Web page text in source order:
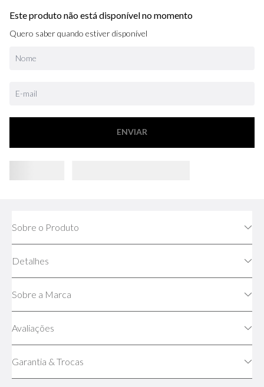
Este produto não está disponível no momento
Quero saber quando estiver disponível
ENVIAR
Sobre o Produto
Detalhes
Sobre a Marca
Avaliações
Garantia & Trocas